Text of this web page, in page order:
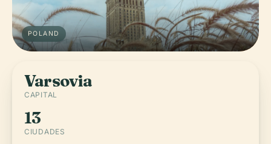
POLAND
Varsovia
CAPITAL
13
CIUDADES